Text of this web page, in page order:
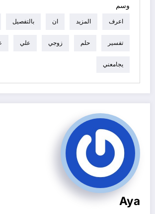
وسم
اعرف المزيد ان بالتفصيل
تفسير حلم زوجي علي
يجامعني
Aya